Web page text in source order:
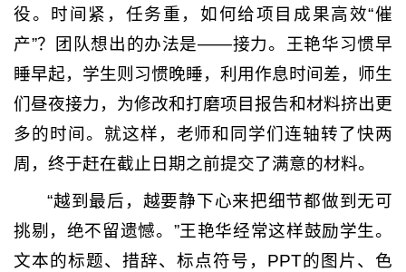
役。时间紧，任务重，如何给项目成果高效“催
产”？团队想出的办法是——接力。王艳华习惯早
睡早起，学生则习惯晚睡，利用作息时间差，师生
们昼夜接力，为修改和打磨项目报告和材料挤出更
多的时间。就这样，老师和同学们连轴转了快两
周，终于赶在截止日期之前提交了满意的材料。
“越到最后，越要静下心来把细节都做到无可
挑剔，绝不留遗憾。”王艳华经常这样鼓励学生。
文本的标题、措辞、标点符号，PPT的图片、色